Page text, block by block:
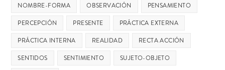
NOMBRE-FORMA
OBSERVACIÓN
PENSAMIENTO
PERCEPCIÓN
PRESENTE
PRÁCTICA EXTERNA
PRÁCTICA INTERNA
REALIDAD
RECTA ACCIÓN
SENTIDOS
SENTIMIENTO
SUJETO-OBJETO